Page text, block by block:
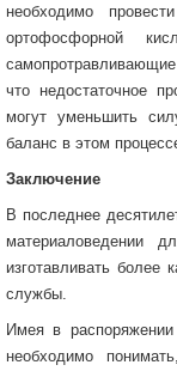
необходимо
ортофосфорной
что недостаточное
могут уменьшить
баланс в этом
Заключение
В последнее
материаловедении
изготавливать более
службы.
Имея в распоряжении
необходимо